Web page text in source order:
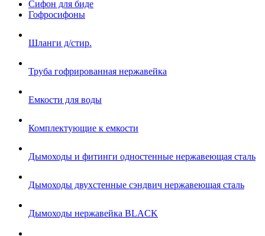
Сифон для биде
Гофросифоны
Шланги д/стир.
Труба гофрированная нержавейка
Емкости для воды
Комплектующие к емкости
Дымоходы и фитинги одностенные нержавеющая сталь
Дымоходы двухстенные сэндвич нержавеющая сталь
Дымоходы нержавейка BLACK